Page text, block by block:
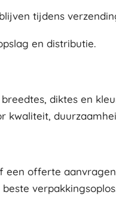
tijdens
en distributie.
diktes en
kwaliteit,
offerte